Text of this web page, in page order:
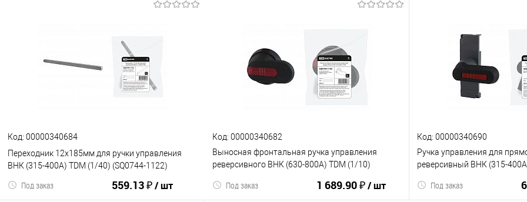
В избранное К сравнению В избранное
В
К сравнению
Код: 00000340684
Переходник 12х185мм для ручки управления
ВНК (315-400А) TDM (1/40) (SQ0744-1122)
559.13 ₽/ шт
Под заказ
Код: 00000340682
Выносная фронтальная ручка управления
реверсивного ВНК (630-800А) TDM (1/10)
1 689.90 ₽/ шт
Под заказ
Код: 00000340690
Ручка управления для
реверсивный ВНК (315-
Под заказ